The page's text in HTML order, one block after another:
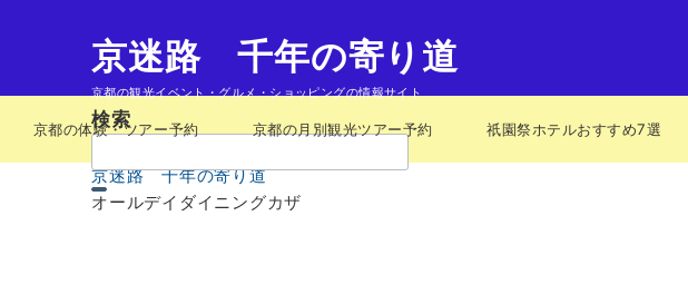
京迷路 千年の寄り道
京都の観光イベント・グルメ・ショッピングの情報サイト
検索
索：
京都の体験・ツアー予約 京都の月別観光ツアー予約 祇園祭ホテルおすすめ7選
京迷路 千年の寄り道
オールデイダイニングカザ